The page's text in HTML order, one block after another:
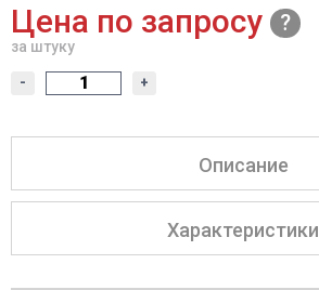
Цена по запросу
за штуку
- +
Описание
Характеристики